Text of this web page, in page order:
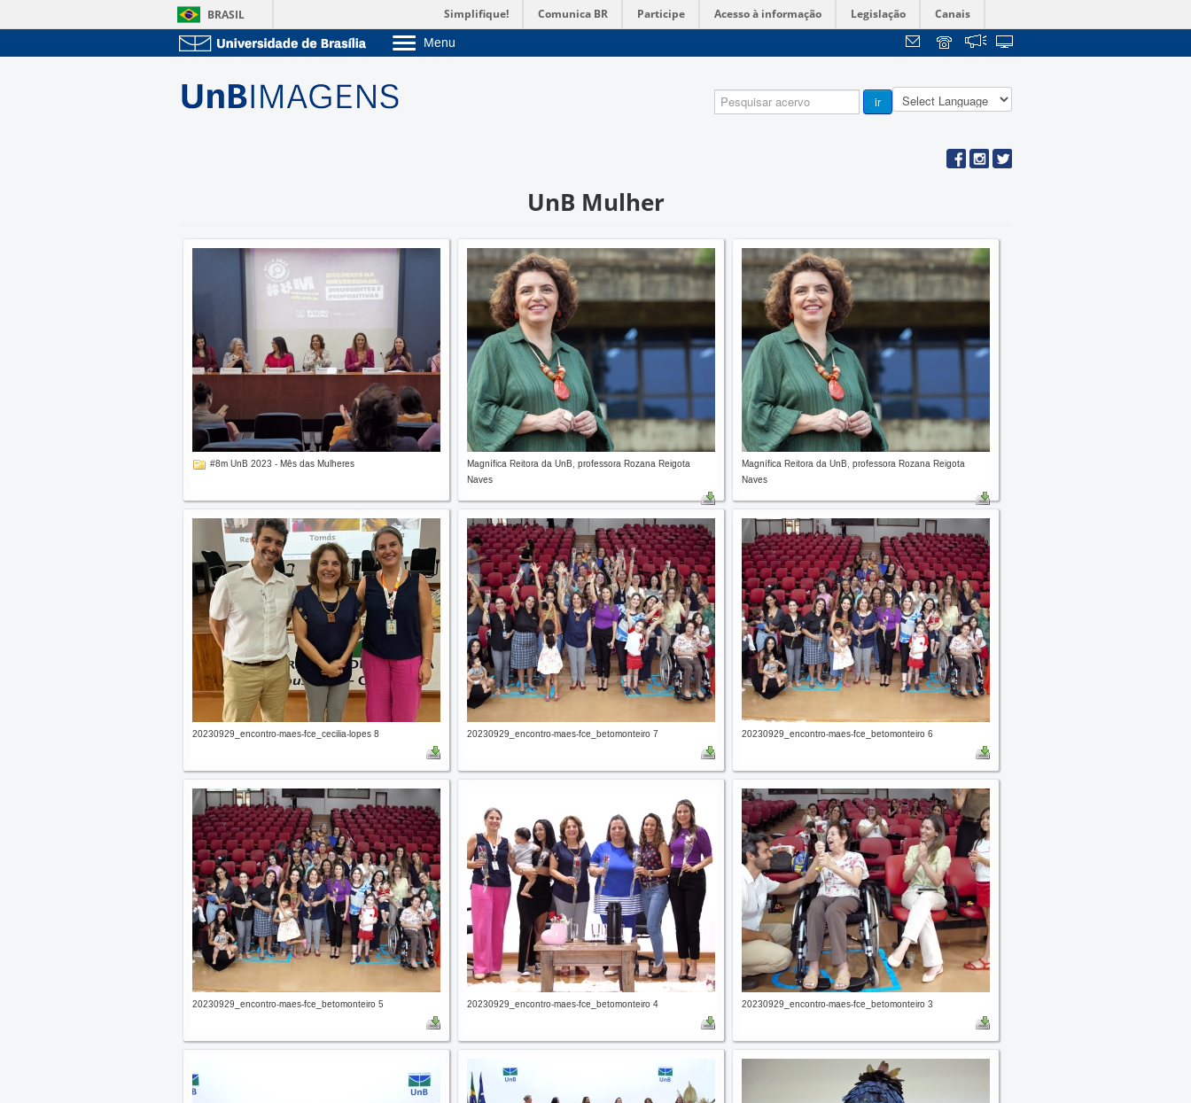
BRASIL Simplifique! Comunica BR Participe Acesso à informação Legislação Canais
Menu
Pesquisa ir
UnB Mulher
#8m UnB 2023 - Mês das Mulheres
Magnífica Reitora da UnB, professora Rozana Reigota
Naves
Magnífica Reitora da UnB, professora Rozana Reigota
Naves
20230929_encontro-maes-fce_cecilia-lopes 8 20230929_encontro-maes-fce_betomonteiro 7 20230929_encontro-maes-fce_betomonteiro 6
20230929_encontro-maes-fce_betomonteiro 5 20230929_encontro-maes-fce_betomonteiro 4 20230929_encontro-maes-fce_betomonteiro 3